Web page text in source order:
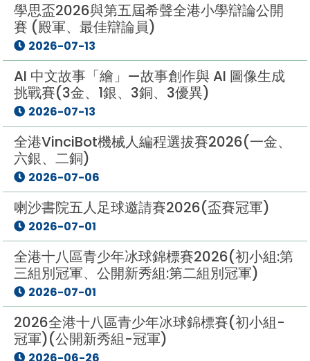
學思盃2026與第五屆希聲全港小學辯論公開
賽 (殿軍、最佳辯論員)
2026-07-13
AI 中文故事「繪」—故事創作與 AI 圖像生成
挑戰賽(3金、1銀、3銅、3優異)
2026-07-13
全港VinciBot機械人編程選拔賽2026(一金、
六銀、二銅)
2026-07-06
喇沙書院五人足球邀請賽2026(盃賽冠軍)
2026-07-01
全港十八區青少年冰球錦標賽2026(初小組:第
三組別冠軍、公開新秀組:第二組別冠軍)
2026-07-01
2026全港十八區青少年冰球錦標賽(初小組-
冠軍)(公開新秀組-冠軍)